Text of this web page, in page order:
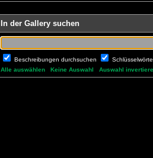
In der Gallery suchen
Beschreibungen durchsuchen
Alle auswählen
Keine Auswahl Auswahl